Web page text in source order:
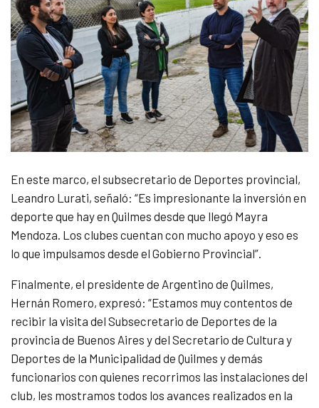
En este marco, el subsecretario de Deportes provincial,
Leandro Lurati, señaló: “Es impresionante la inversión en
deporte que hay en Quilmes desde que llegó Mayra
Mendoza. Los clubes cuentan con mucho apoyo y eso es
lo que impulsamos desde el Gobierno Provincial”.
Finalmente, el presidente de Argentino de Quilmes,
Hernán Romero, expresó: “Estamos muy contentos de
recibir la visita del Subsecretario de Deportes de la
provincia de Buenos Aires y del Secretario de Cultura y
Deportes de la Municipalidad de Quilmes y demás
funcionarios con quienes recorrimos las instalaciones del
club, les mostramos todos los avances realizados en la